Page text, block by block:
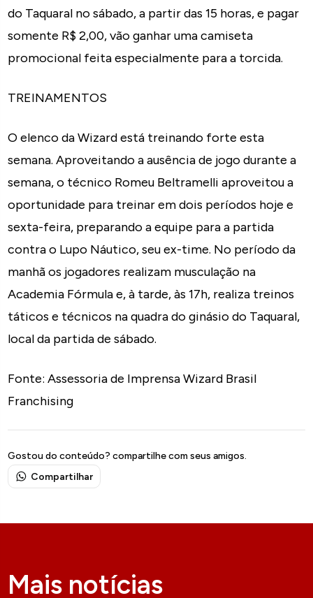
do Taquaral no sábado, a partir das 15 horas, e pagar
somente R$ 2,00, vão ganhar uma camiseta
promocional feita especialmente para a torcida.
TREINAMENTOS
O elenco da Wizard está treinando forte esta
semana. Aproveitando a ausência de jogo durante a
semana, o técnico Romeu Beltramelli aproveitou a
oportunidade para treinar em dois períodos hoje e
sexta-feira, preparando a equipe para a partida
contra o Lupo Náutico, seu ex-time. No período da
manhã os jogadores realizam musculação na
Academia Fórmula e, à tarde, às 17h, realiza treinos
táticos e técnicos na quadra do ginásio do Taquaral,
local da partida de sábado.
Fonte: Assessoria de Imprensa Wizard Brasil
Franchising
Gostou do conteúdo? compartilhe com seus amigos.
Compartilhar
Mais notícias